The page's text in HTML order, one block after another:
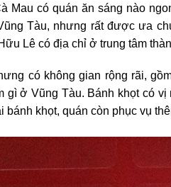
Mau có quán ăn sáng nào
Tàu, nhưng rất được ưa
Lê có địa chỉ ở trung tâm
có không gian rộng rãi,
gì ở Vũng Tàu. Bánh khọt có
bánh khọt, quán còn phục vụ